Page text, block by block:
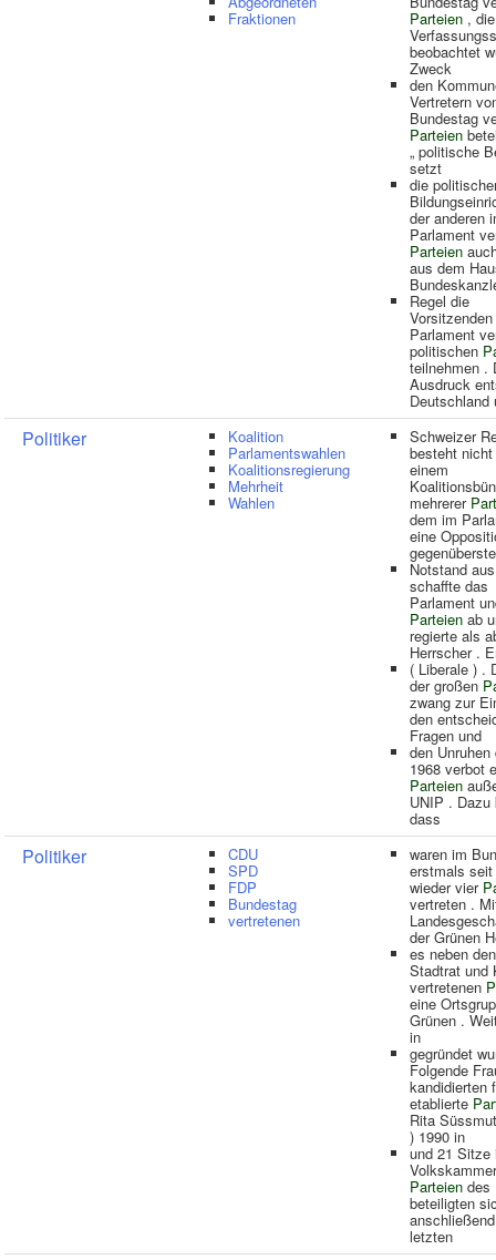
Fraktionen Parteien ,
beobachtet
Zweck
den
Vertretern
Bundestag
Parteien
„ politische
setzt
die
der anderen
Parlament
Parteien
aus dem
Regel die
Parlament
politischen
teilnehmen .
Ausdruck
Deutschland
Politiker Koalition
Parlamentswahlen
Koalitionsregierung
Mehrheit
Wahlen
Schweizer
besteht
einem
mehrerer
dem im
eine
Notstand
schaffte das
Parlament
Parteien ab
regierte als
Herrscher .
( Liberale ) .
der großen
zwang zur
den
Fragen und
den Unruhen
1968 verbot
Parteien
UNIP . Dazu
dass
Politiker CDU
SPD
FDP
Bundestag
vertretenen
waren im
erstmals seit
wieder vier
vertreten .
der Grünen
es neben
Stadtrat und
vertretenen
eine
Grünen .
in
gegründet
Folgende
kandidierten
etablierte
Rita
) 1990 in
und 21 Sitze
Parteien des
beteiligten
letzten